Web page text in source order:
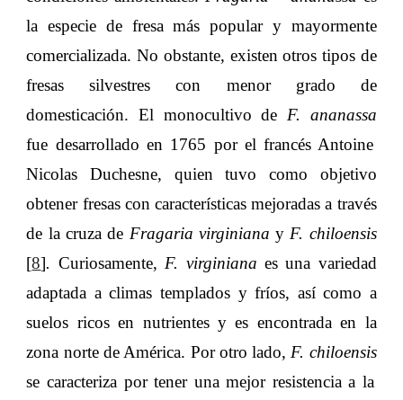
la especie de fresa más popular y mayormente
comercializada. No obstante, existen otros tipos de
fresas silvestres con menor grado de
domesticación. El monocultivo de F. ananassa
fue desarrollado en 1765 por el francés Antoine
Nicolas Duchesne, quien tuvo como objetivo
obtener fresas con características mejoradas a través
de la cruza de Fragaria virginianay F. chiloensis
[8]. Curiosamente, F. virginiana es una variedad
adaptada a climas templados y fríos, así como a
suelos ricos en nutrientes y es encontrada en la
zona norte de América. Por otro lado, F. chiloensis
se caracteriza por tener una mejor resistencia a la